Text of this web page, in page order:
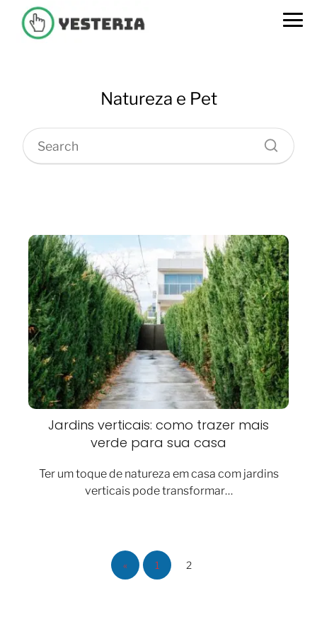
Natureza e Pet
Jardins verticais: como trazer mais
verde para sua casa
Ter um toque de natureza em casa com jardins
verticais pode transformar…
« 1 2